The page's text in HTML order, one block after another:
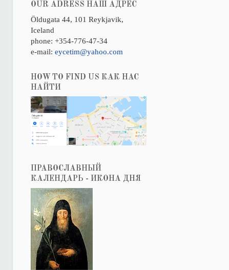
OUR ADRESS НАШ АДРЕС
Öldugata 44, 101 Reykjavik,
Iceland
phone: +354-776-47-34
e-mail: eycetim@yahoo.com
HOW TO FIND US КАК НАС
НАЙТИ
ПРАВОСЛАВНЫЙ
КАЛЕНДАРЬ - ИКОНА ДНЯ